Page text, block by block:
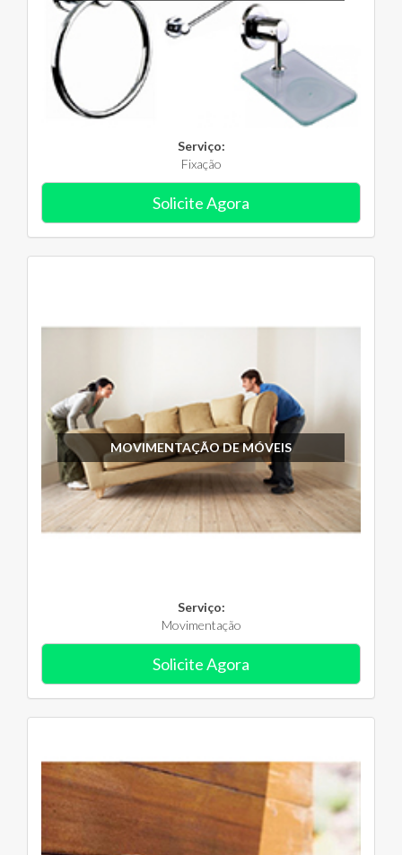
Serviço:
Fixação
Solicite Agora
MOVIMENTAÇÃO DE MÓVEIS
Serviço:
Movimentação
Solicite Agora